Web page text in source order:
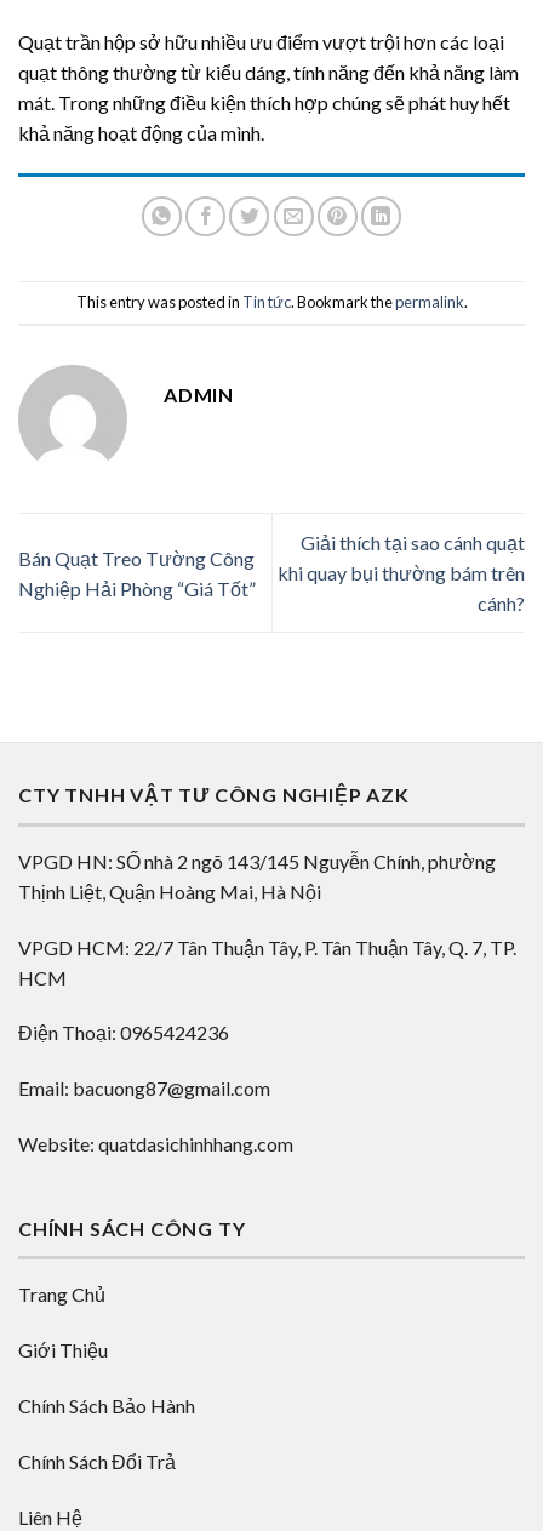
Quạt trần hộp sở hữu nhiều ưu điểm vượt trội hơn các loại
quạt thông thường từ kiểu dáng, tính năng đến khả năng làm
mát. Trong những điều kiện thích hợp chúng sẽ phát huy hết
khả năng hoạt động của mình.
This entry was posted in Tin tức. Bookmark thepermalink.
ADMIN
Bán Quạt Treo Tường Công
Nghiệp Hải Phòng “Giá Tốt”
Giải thích tại sao cánh quạt
khi quay bụi thường bám trên
cánh?
CTY TNHH VẬT TƯ CÔNG NGHIỆP AZK
VPGD HN: SỐ nhà 2 ngõ 143/145 Nguyễn Chính, phường
Thịnh Liệt, Quận Hoàng Mai, Hà Nội
VPGD HCM: 22/7 Tân Thuận Tây, P. Tân Thuận Tây, Q. 7, TP.
HCM
Điện Thoại: 0965424236
Email: bacuong87@gmail.com
Website: quatdasichinhhang.com
CHÍNH SÁCH CÔNG TY
Trang Chủ
Giới Thiệu
Chính Sách Bảo Hành
Chính Sách Đổi Trả
Liên Hệ